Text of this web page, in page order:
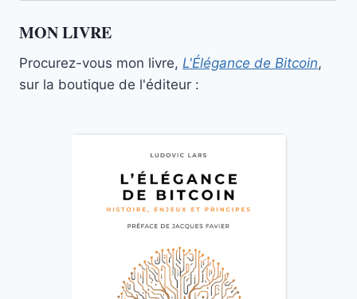
MON LIVRE
Procurez-vous mon livre, L'Élégance de Bitcoin,
sur la boutique de l'éditeur :